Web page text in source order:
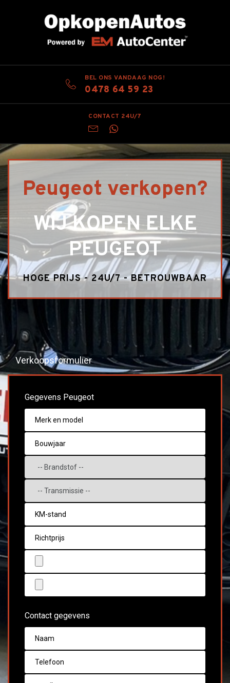
BEL ONS VANDAAG NOG!
0478 64 59 23
CONTACT 24U/7
Peugeot verkopen?
WIJ KOPEN ELKE
PEUGEOT
HOGE PRIJS - 24U/7 - BETROUWBAAR
Verkoopsformulier
Gegevens Peugeot
Contact gegevens